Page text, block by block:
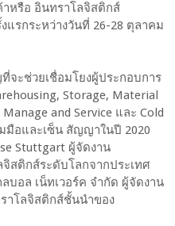
หรือ อินทราโลจิสติกส์
รกระหว่างวันที่ 26-28 ตุลาคม
ะช่วยเชื่อมโยงผู้ประกอบการ
Storage, Material
and Service และ Cold
มือและเซ็น สัญญาในปี 2020
Stuttgart ผู้จัดงาน
สติกส์ระดับโลกจากประเทศ
บอล เน็ทเวอร์ค จํากัด ผู้จัดงาน
าโลจิสติกส์ชั้นนําของ